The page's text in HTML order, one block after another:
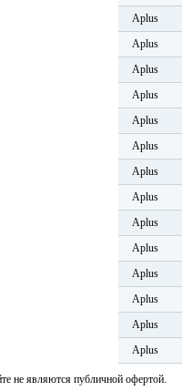
Aplus
Aplus
Aplus
Aplus
Aplus
Aplus
Aplus
Aplus
Aplus
Aplus
Aplus
Aplus
Aplus
Aplus
не являются публичной офертой.